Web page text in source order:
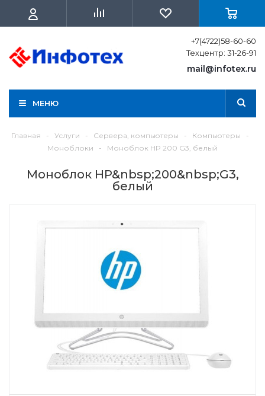
+7(4722)58-60-60
Техцентр: 31-26-91
mail@infotex.ru
МЕНЮ
Главная - Услуги - Сервера, компьютеры - Компьютеры
-
Моноблоки
- Моноблок HP 200 G3, белый
Моноблок HP&nbsp;200&nbsp;G3,
белый